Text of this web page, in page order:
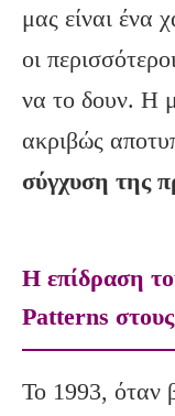
μας είναι ένα
οι
να το δουν. Η
ακριβώς
σύγχυση της
Η επίδραση
Patterns
Το 1993, όταν